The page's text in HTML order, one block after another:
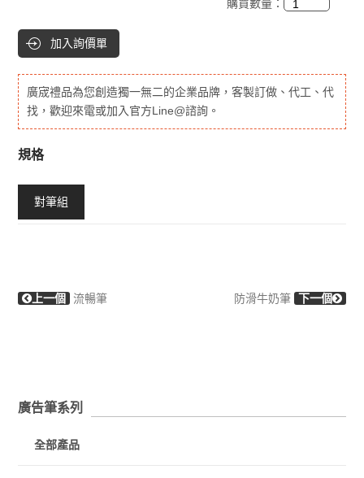
購買數量：
加入詢價單
廣宬禮品為您創造獨一無二的企業品牌，客製訂做、代工、代
找，歡迎來電或加入官方Line@諮詢。
規格
對筆組
上一個 流暢筆 防滑牛奶筆 下一個
廣告筆系列
全部產品